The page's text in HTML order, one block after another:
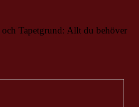
Tapetgrund: Allt du behöver